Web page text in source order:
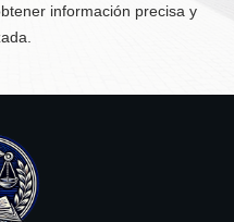
información precisa y